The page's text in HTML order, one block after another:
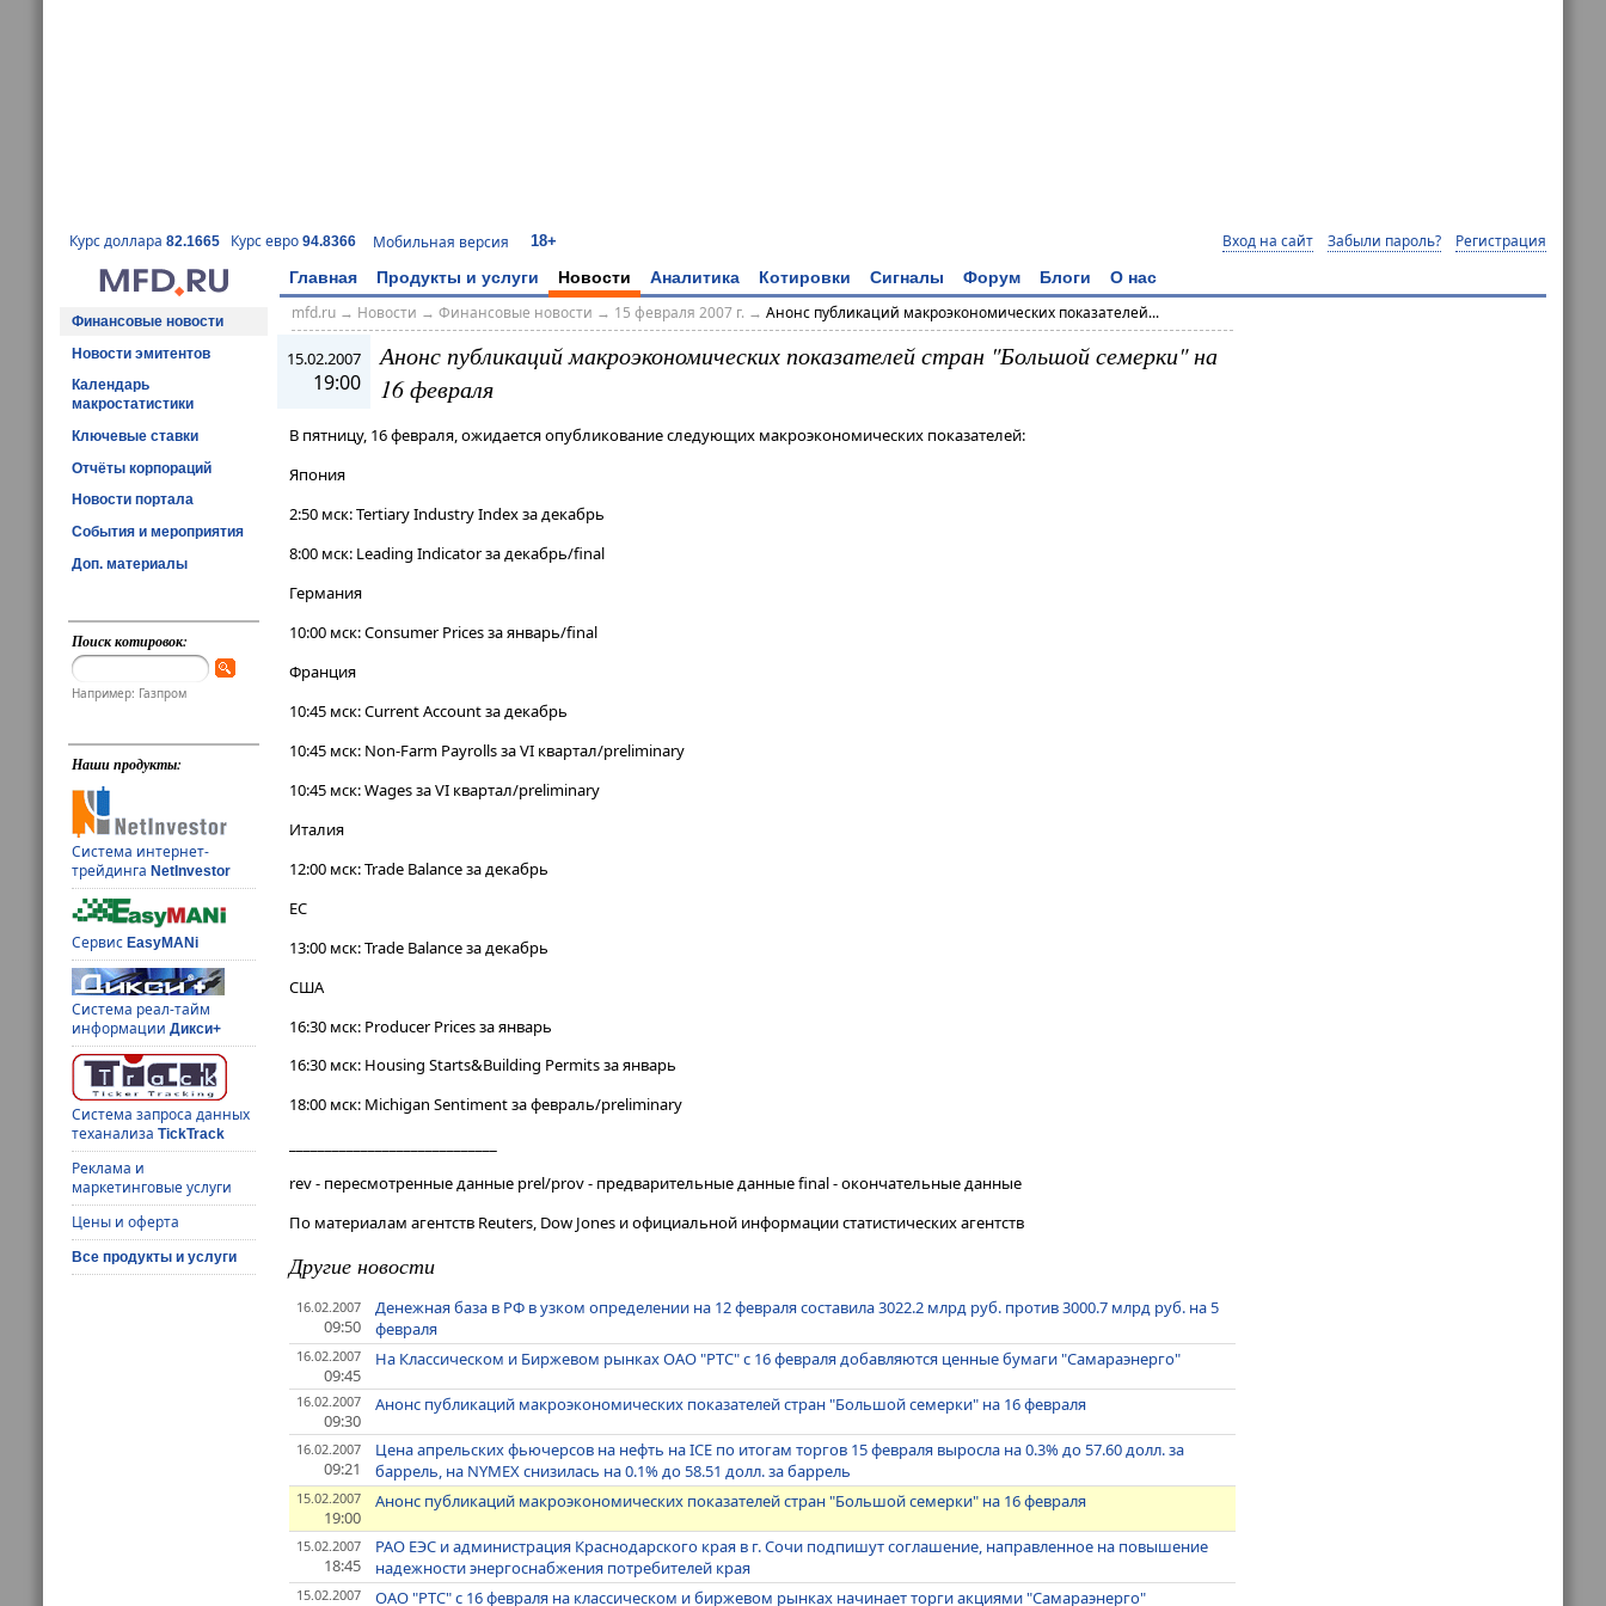
Курс доллара 82.1665 Курс евро 94.8366 Мобильная версия 18+ Вход на сайт Забыли пароль? Регистрация
Главная Продукты и услуги Новости Аналитика Котировки Сигналы Форум Блоги О нас
Финансовые новости
Новости эмитентов
Календарь
макростатистики
Ключевые ставки
Отчёты корпораций
Новости портала
События и мероприятия
Доп. материалы
Поиск котировок:
Например: Газпром
Наши продукты:
Система интернет-
трейдингаNetInvestor
СервисEasyMANi
Система реал-тайм
информацииДикси+
Система запроса данных
теханализаTickTrack
Реклама и
маркетинговые услуги
Цены и оферта
Все продукты и услуги
mfd.ru→ Новости → Финансовые новости → 15 февраля 2007 г. → Анонс публикаций макроэкономических показателей...
15.02.2007
19:00
Анонс публикаций макроэкономических показателей стран "Большой семерки" на
16 февраля
В пятницу, 16 февраля, ожидается опубликование следующих макроэкономических показателей:
Япония
2:50 мск: Tertiary Industry Index за декабрь
8:00 мск: Leading Indicator за декабрь/final
Германия
10:00 мск: Consumer Prices за январь/final
Франция
10:45 мск: Current Account за декабрь
10:45 мск: Non-Farm Payrolls за VI квартал/preliminary
10:45 мск: Wages за VI квартал/preliminary
Италия
12:00 мск: Trade Balance за декабрь
ЕС
13:00 мск: Trade Balance за декабрь
США
16:30 мск: Producer Prices за январь
16:30 мск: Housing Starts&Building Permits за январь
18:00 мск: Michigan Sentiment за февраль/preliminary
rev - пересмотренные данные prel/prov - предварительные данные final - окончательные данные
По материалам агентств Reuters, Dow Jones и официальной информации статистических агентств
Другие новости
16.02.2007
09:50
Денежная база в РФ в узком определении на 12 февраля составила 3022.2 млрд руб. против 3000.7 млрд руб. на 5
февраля
16.02.2007
09:45
На Классическом и Биржевом рынках ОАО "РТС" с 16 февраля добавляются ценные бумаги "Самараэнерго"
16.02.2007
09:30
Анонс публикаций макроэкономических показателей стран "Большой семерки" на 16 февраля
16.02.2007
09:21
Цена апрельских фьючерсов на нефть на IСE по итогам торгов 15 февраля выросла на 0.3% до 57.60 долл. за
баррель, на NYMEX снизилась на 0.1% до 58.51 долл. за баррель
15.02.2007
19:00
Анонс публикаций макроэкономических показателей стран "Большой семерки" на 16 февраля
15.02.2007
18:45
РАО ЕЭС и администрация Краснодарского края в г. Сочи подпишут соглашение, направленное на повышение
надежности энергоснабжения потребителей края
15.02.2007 ОАО "РТС" с 16 февраля на классическом и биржевом рынках начинает торги акциями "Самараэнерго"